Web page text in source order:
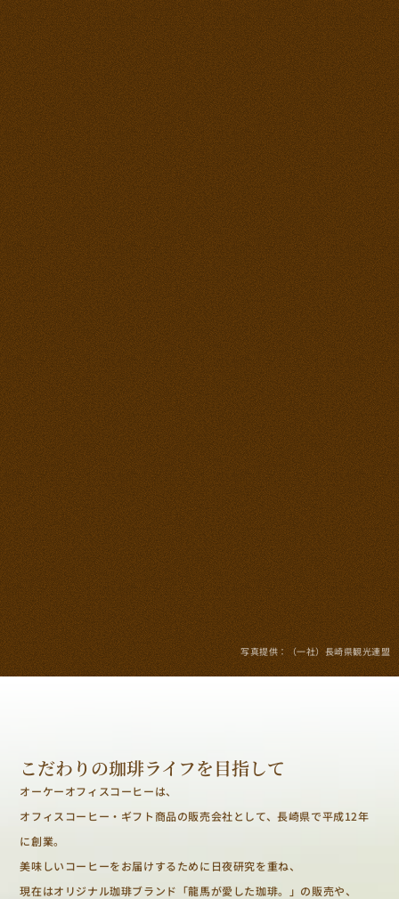
写真提供：（一社）長崎県観光連盟
こだわりの珈琲ライフを目指して
オーケーオフィスコーヒーは、
オフィスコーヒー・ギフト商品の販売会社として、長崎県で平成12年
に創業。
美味しいコーヒーをお届けするために日夜研究を重ね、
現在はオリジナル珈琲ブランド「龍馬が愛した珈琲。」の販売や、